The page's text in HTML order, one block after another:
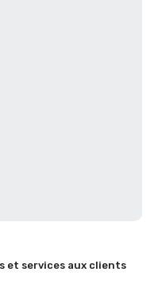
et services aux clients